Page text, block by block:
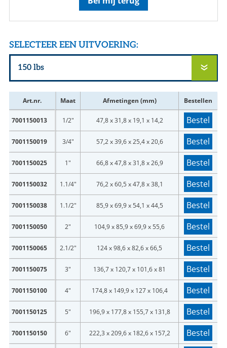
SELECTEER EEN UITVOERING:
Art.nr. Maat Afmetingen (mm) Bestellen
7001150013 1/2" 47,8 x 31,8 x 19,1 x 14,2 Bestel
7001150019 3/4" 57,2 x 39,6 x 25,4 x 20,6 Bestel
7001150025 1" 66,8 x 47,8 x 31,8 x 26,9 Bestel
7001150032 1.1/4" 76,2 x 60,5 x 47,8 x 38,1 Bestel
7001150038 1.1/2" 85,9 x 69,9 x 54,1 x 44,5 Bestel
7001150050 2" 104,9 x 85,9 x 69,9 x 55,6 Bestel
7001150065 2.1/2" 124 x 98,6 x 82,6 x 66,5 Bestel
7001150075 3" 136,7 x 120,7 x 101,6 x 81 Bestel
7001150100 4" 174,8 x 149,9 x 127 x 106,4 Bestel
7001150125 5" 196,9 x 177,8 x 155,7 x 131,8 Bestel
7001150150 6" 222,3 x 209,6 x 182,6 x 157,2 Bestel